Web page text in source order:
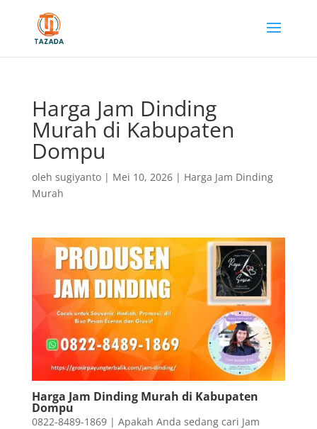
Harga Jam Dinding
Murah di Kabupaten
Dompu
oleh sugiyanto| Mei 10, 2026| Harga Jam Dinding
Murah
Harga Jam Dinding Murah di Kabupaten
Dompu
0822-8489-1869 | Apakah Anda sedang cari Jam